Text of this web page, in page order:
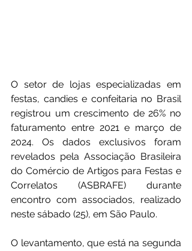
O setor de lojas especializadas em
festas, candies e confeitaria no Brasil
registrou um crescimento de 26% no
faturamento entre 2021 e março de
2024. Os dados exclusivos foram
revelados pela Associação Brasileira
do Comércio de Artigos para Festas e
Correlatos (ASBRAFE) durante
encontro com associados, realizado
neste sábado (25), em São Paulo.
O levantamento, que está na segunda